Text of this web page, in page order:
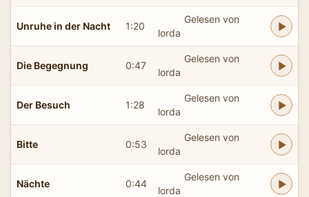
Unruhe in der Nacht 1:20
Gelesen von
lorda
Die Begegnung 0:47
Gelesen von
lorda
Der Besuch 1:28
Gelesen von
lorda
Bitte 0:53
Gelesen von
lorda
Nächte 0:44
Gelesen von
lorda